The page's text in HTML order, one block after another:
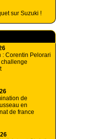
sur Suzuki !
: Corentin Pelorari
de
en
de france